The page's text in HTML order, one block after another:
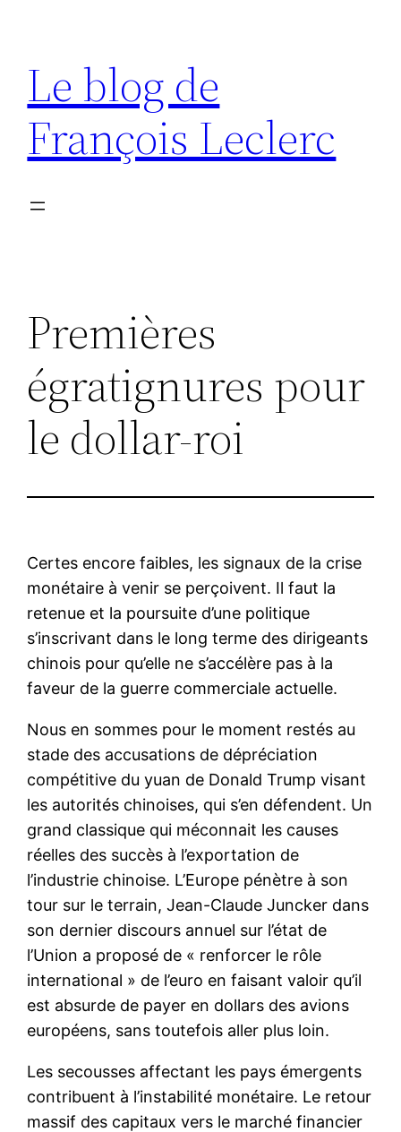
contenu
Le blog de
François Leclerc
Premières
égratignures pour
le dollar-roi
Certes encore faibles, les signaux de la crise
monétaire à venir se perçoivent. Il faut la
retenue et la poursuite d’une politique
s’inscrivant dans le long terme des dirigeants
chinois pour qu’elle ne s’accélère pas à la
faveur de la guerre commerciale actuelle.
Nous en sommes pour le moment restés au
stade des accusations de dépréciation
compétitive du yuan de Donald Trump visant
les autorités chinoises, qui s’en défendent. Un
grand classique qui méconnait les causes
réelles des succès à l’exportation de
l’industrie chinoise. L’Europe pénètre à son
tour sur le terrain, Jean-Claude Juncker dans
son dernier discours annuel sur l’état de
l’Union a proposé de « renforcer le rôle
international » de l’euro en faisant valoir qu’il
est absurde de payer en dollars des avions
européens, sans toutefois aller plus loin.
Les secousses affectant les pays émergents
contribuent à l’instabilité monétaire. Le retour
massif des capitaux vers le marché financier